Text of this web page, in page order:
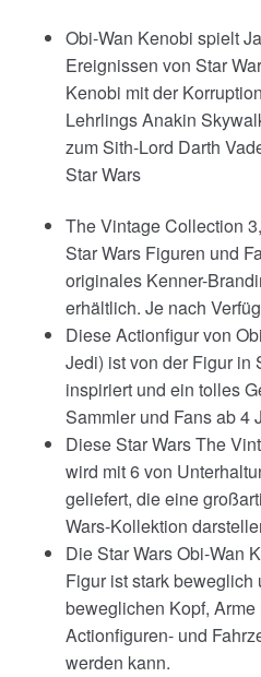
Obi-Wan Kenobi spielt
Ereignissen von Star
Kenobi mit der
Lehrlings Anakin
zum Sith-Lord Darth
Star Wars
The Vintage Collection
Star Wars Figuren und
originales Kenner-
erhältlich. Je nach
Diese Actionfigur von
Jedi) ist von der Figur in
inspiriert und ein tolles
Sammler und Fans ab 4
Diese Star Wars The
wird mit 6 von
geliefert, die eine
Wars-Kollektion
Die Star Wars Obi-Wan
Figur ist stark
beweglichen Kopf,
Actionfiguren- und
werden kann.